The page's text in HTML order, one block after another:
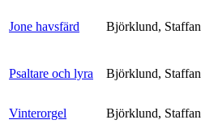
Jone havsfärd Björklund, Staffan
Psaltare och lyra Björklund, Staffan
Vinterorgel Björklund, Staffan